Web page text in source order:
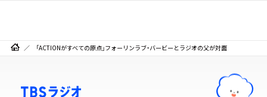
「ACTIONがすべての原点」フォーリンラブ・バービーとラジオの父が対面